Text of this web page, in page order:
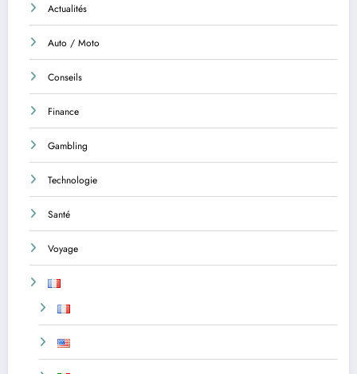
Actualités
Auto / Moto
Conseils
Finance
Gambling
Technologie
Santé
Voyage